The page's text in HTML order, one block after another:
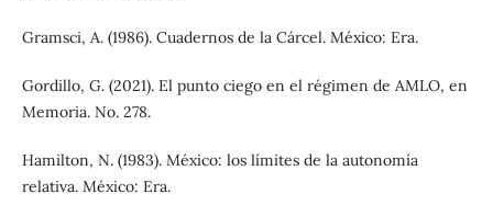
Gramsci, A. (1986). Cuadernos de la Cárcel. México: Era.
Gordillo, G. (2021). El punto ciego en el régimen de AMLO, en
Memoria. No. 278.
Hamilton, N. (1983). México: los límites de la autonomía
relativa. México: Era.